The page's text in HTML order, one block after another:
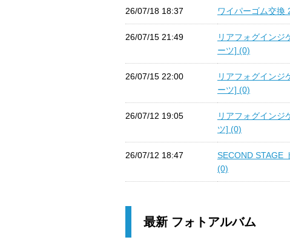
26/07/18 18:37 ワイパーゴム交換
26/07/15 21:49
リアフォグイン
ーツ] (0)
26/07/15 22:00
リアフォグイン
ーツ] (0)
26/07/12 19:05
リアフォグインジ
ツ] (0)
26/07/12 18:47
SECOND STAGE
(0)
最新 フォトアルバム